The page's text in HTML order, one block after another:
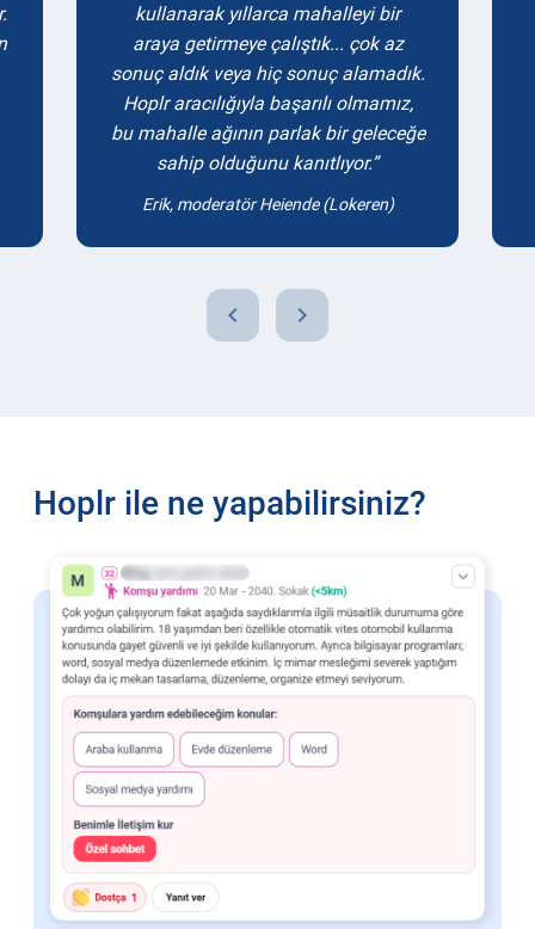
kullanarak yıllarca mahalleyi bir
araya getirmeye çalıştık... çok az
sonuç aldık veya hiç sonuç alamadık.
Hoplr aracılığıyla başarılı olmamız,
bu mahalle ağının parlak bir geleceğe
sahip olduğunu kanıtlıyor.
Erik, moderatör Heiende (Lokeren)
chevron_left chevron_right
Hoplr ile ne yapabilirsiniz?